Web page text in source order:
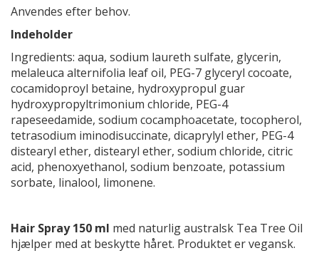
Anvendes efter behov.
Indeholder
Ingredients: aqua, sodium laureth sulfate, glycerin,
melaleuca alternifolia leaf oil, PEG-7 glyceryl cocoate,
cocamidoproyl betaine, hydroxypropul guar
hydroxypropyltrimonium chloride, PEG-4
rapeseedamide, sodium cocamphoacetate, tocopherol,
tetrasodium iminodisuccinate, dicaprylyl ether, PEG-4
distearyl ether, distearyl ether, sodium chloride, citric
acid, phenoxyethanol, sodium benzoate, potassium
sorbate, linalool, limonene.
Hair Spray 150 ml med naturlig australsk Tea Tree Oil
hjælper med at beskytte håret. Produktet er vegansk.